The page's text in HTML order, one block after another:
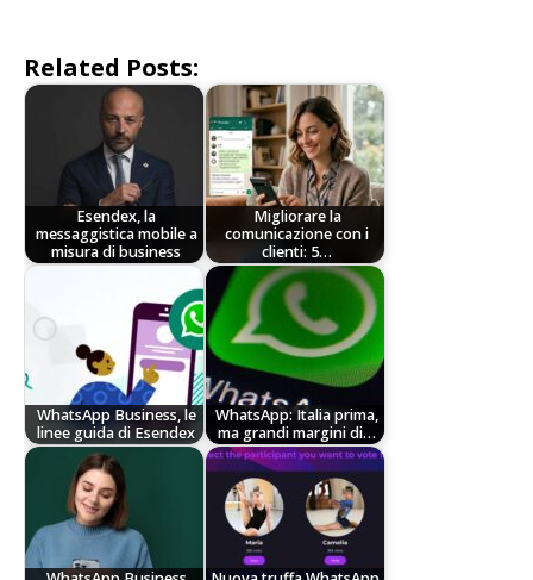
Related Posts:
Esendex, la
messaggistica mobile a
misura di business
Migliorare la
comunicazione con i
clienti: 5…
WhatsApp Business, le
linee guida di Esendex
WhatsApp: Italia prima,
ma grandi margini di…